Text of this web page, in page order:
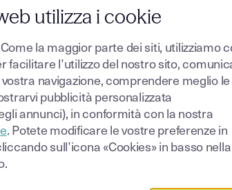
i flussi o
passo
utilizza i cookie
la maggior parte dei siti, utilizziamo
facilitare l’utilizzo del nostro sito,
navigazione, comprendere meglio le
pubblicità personalizzata
annunci), in conformità con la nostra
. Potete modificare le vostre preferenze in
sull’icona «Cookies» in basso nella